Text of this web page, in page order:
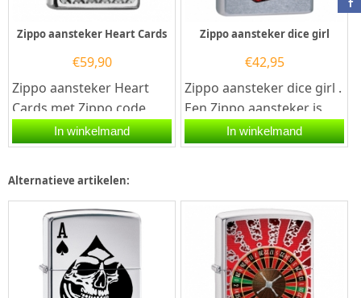
Zippo aansteker Heart Cards
€59,90
Zippo aansteker Heart
Cards met Zippo code
2.006.480. Een Zippo
aansteker is een
In winkelmand
Zippo aansteker dice girl
€42,95
Zippo aansteker dice girl .
Een Zippo aansteker is
een kwalitatief
goede aansteker met de...
In winkelmand
Alternatieve artikelen: